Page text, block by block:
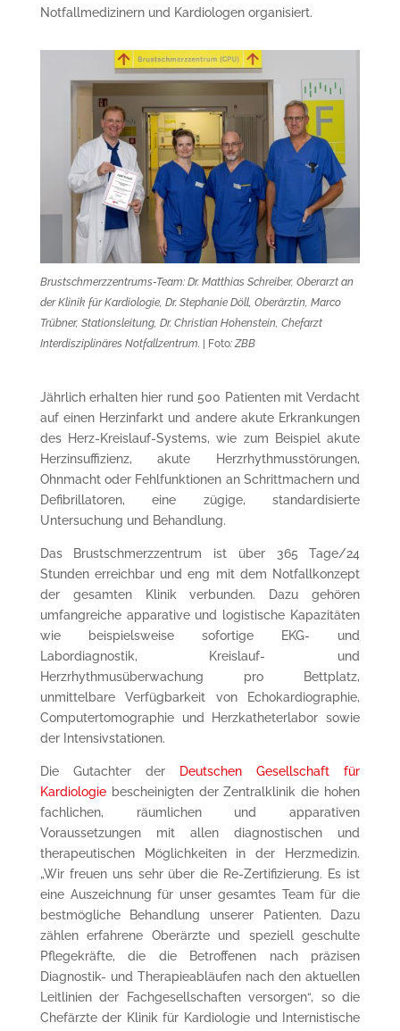
Notfallmedizinern und Kardiologen organisiert.
Brustschmerzzentrums-Team: Dr. Matthias Schreiber, Oberarzt an
der Klinik für Kardiologie, Dr. Stephanie Döll, Oberärztin, Marco
Trübner, Stationsleitung, Dr. Christian Hohenstein, Chefarzt
Interdisziplinäres Notfallzentrum.
| Foto: ZBB
Jährlich erhalten hier rund 500 Patienten mit Verdacht
auf einen Herzinfarkt und andere akute Erkrankungen
des Herz-Kreislauf-Systems, wie zum Beispiel akute
Herzinsuffizienz, akute Herzrhythmusstörungen,
Ohnmacht oder Fehlfunktionen an Schrittmachern und
Defibrillatoren, eine zügige, standardisierte
Untersuchung und Behandlung.
Das Brustschmerzzentrum ist über 365 Tage/24
Stunden erreichbar und eng mit dem Notfallkonzept
der gesamten Klinik verbunden. Dazu gehören
umfangreiche apparative und logistische Kapazitäten
wie beispielsweise sofortige EKG- und
Labordiagnostik, Kreislauf- und
Herzrhythmusüberwachung pro Bettplatz,
unmittelbare Verfügbarkeit von Echokardiographie,
Computertomographie und Herzkatheterlabor sowie
der Intensivstationen.
Die Gutachter der
Deutschen Gesellschaft für
Kardiologiebescheinigten der Zentralklinik die hohen
fachlichen, räumlichen und apparativen
Voraussetzungen mit allen diagnostischen und
therapeutischen Möglichkeiten in der Herzmedizin.
„Wir freuen uns sehr über die Re-Zertifizierung. Es ist
eine Auszeichnung für unser gesamtes Team für die
bestmögliche Behandlung unserer Patienten. Dazu
zählen erfahrene Oberärzte und speziell geschulte
Pflegekräfte, die die Betroffenen nach präzisen
Diagnostik- und Therapieabläufen nach den aktuellen
Leitlinien der Fachgesellschaften versorgen“, so die
Chefärzte der Klinik für Kardiologie und Internistische